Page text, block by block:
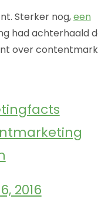
Sterker nog,een
had achterhaald
over
2016